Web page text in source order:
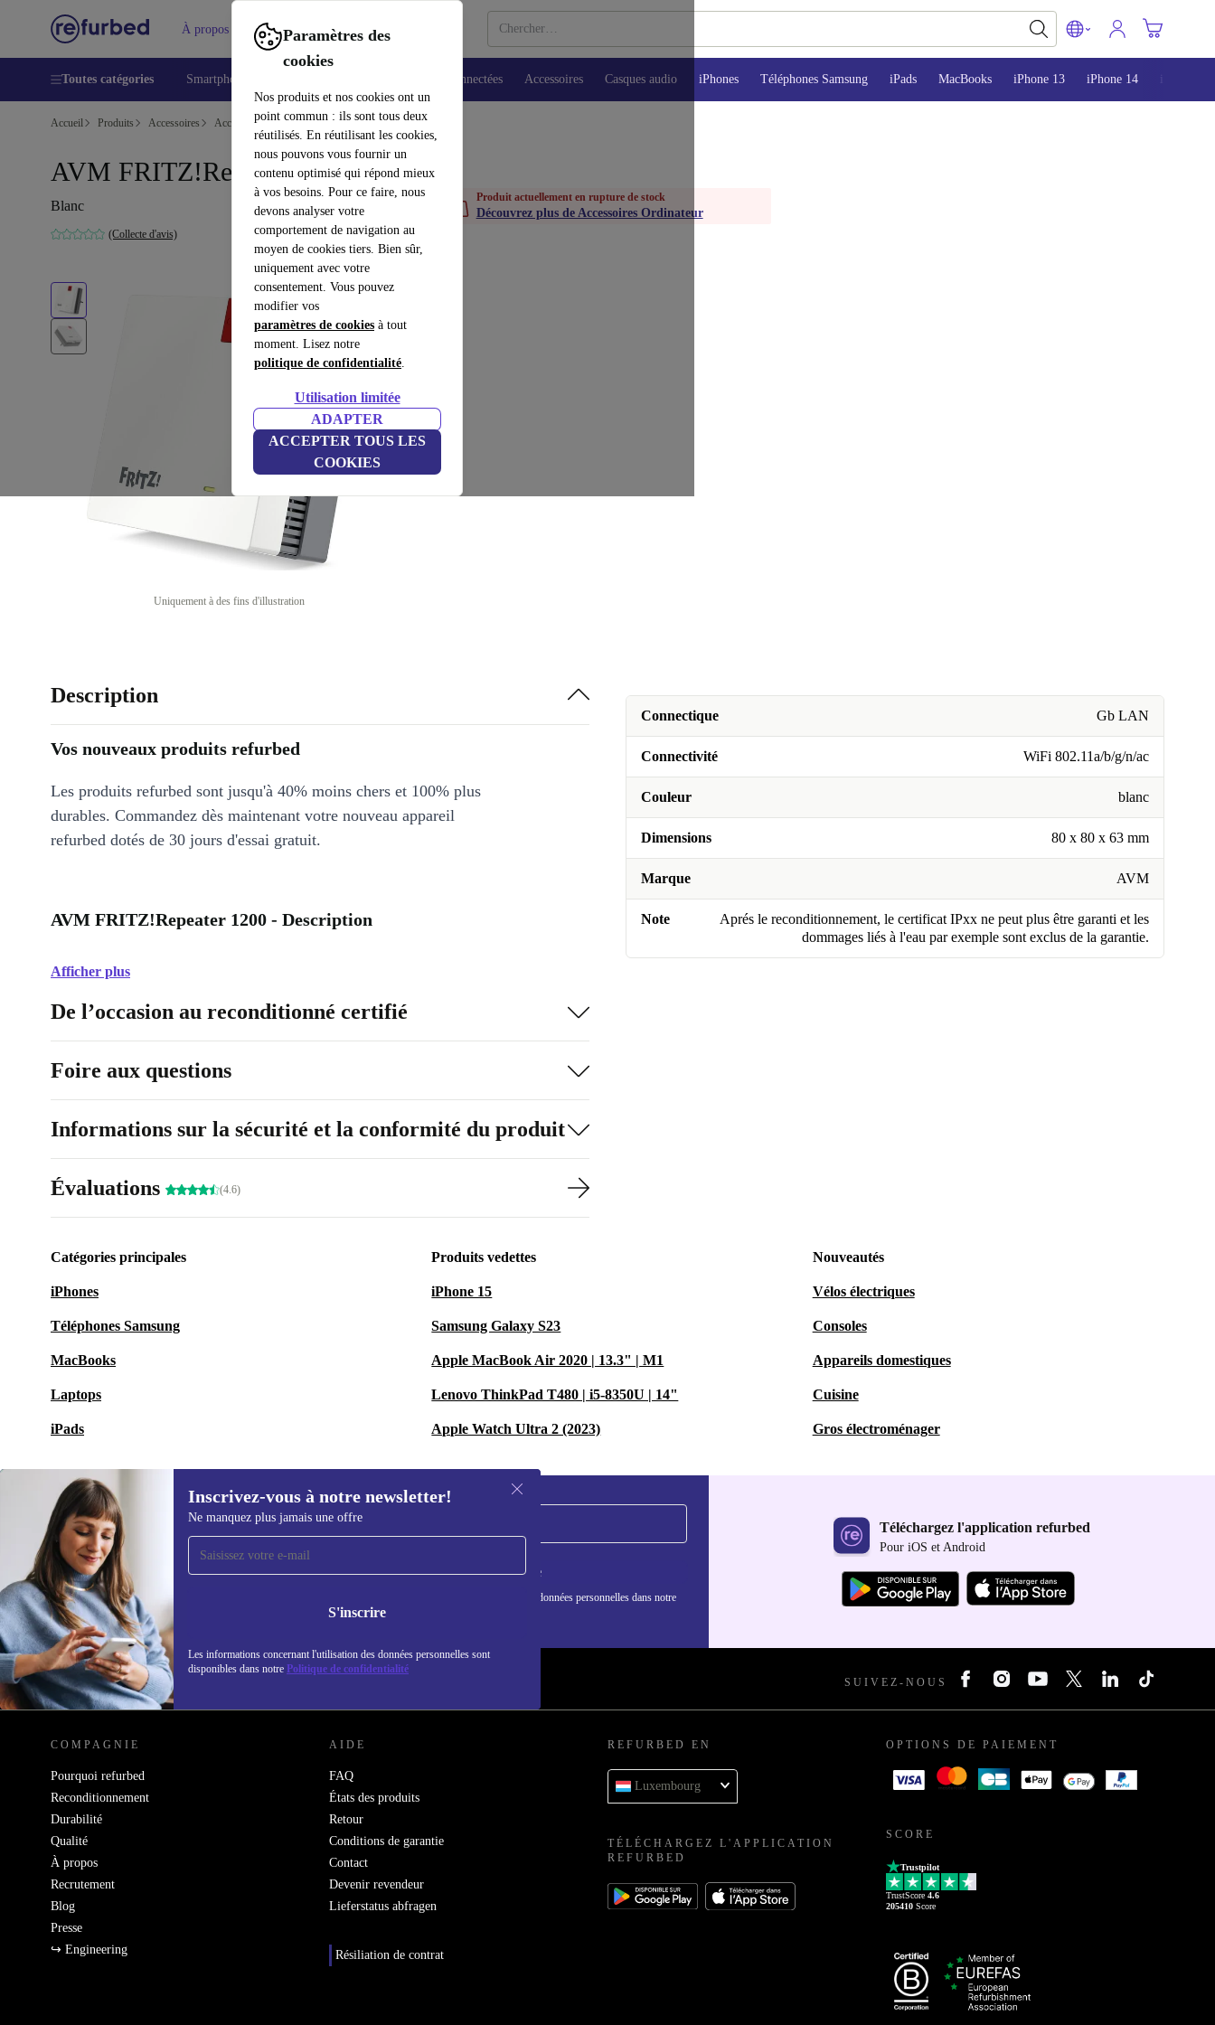
Paramètres des
cookies
Nos produits et nos cookies ont un
point commun : ils sont tous deux
réutilisés. En réutilisant les cookies,
nous pouvons vous fournir un
contenu optimisé qui répond mieux
à vos besoins. Pour ce faire, nous
devons analyser votre
comportement de navigation au
moyen de cookies tiers. Bien sûr,
uniquement avec votre
consentement. Vous pouvez
modifier vos
paramètres de cookies à tout
moment. Lisez notre
politique de confidentialité.
Utilisation limitée
ADAPTER
ACCEPTER TOUS LES
COOKIES
À propos Aide
Toutes catégories Smartphones Montres connectées Accessoires Casques audio iPhones Téléphones Samsung iPads MacBooks iPhone 13 iPhone 14 iPhone 15
Accueil Produits Accessoires Accessoires Ordinateur
AVM FRITZ!Repeater 1200
Blanc
(Collecte d'avis)
Uniquement à des fins d'illustration
Produit actuellement en rupture de stock
Découvrez plus de Accessoires Ordinateur
Connectique Gb LAN
Connectivité WiFi 802.11a/b/g/n/ac
Couleur blanc
Dimensions 80 x 80 x 63 mm
Marque AVM
Note
Aprés le reconditionnement, le certificat IPxx ne peut plus être garanti et les
dommages liés à l'eau par exemple sont exclus de la garantie.
Description
Vos nouveaux produits refurbed
Les produits refurbed sont jusqu'à 40% moins chers et 100% plus
durables. Commandez dès maintenant votre nouveau appareil
refurbed dotés de 30 jours d'essai gratuit.
AVM FRITZ!Repeater 1200 - Description
Afficher plus
De l’occasion au reconditionné certifié
Foire aux questions
Informations sur la sécurité et la conformité du produit
Évaluations (4.6)
Catégories principales
iPhones
Téléphones Samsung
MacBooks
Laptops
iPads
Produits vedettes
iPhone 15
Samsung Galaxy S23
Apple MacBook Air 2020 | 13.3" | M1
Lenovo ThinkPad T480 | i5-8350U | 14"
Apple Watch Ultra 2 (2023)
Nouveautés
Vélos électriques
Consoles
Appareils domestiques
Cuisine
Gros électroménager
Inscrivez-vous à notre newsletter!
Ne manquez plus jamais une offre
S'inscrire
Les informations concernant l'utilisation des données personnelles sont
disponibles dans notre Politique de confidentialité
Recevoir offres et infos de
refurbed par mail
Ne manquez plus aucune offre.
S'inscrire
Retrouvez les informations sur l'utilisation des données personnelles dans notre
politique de confidentialité
Téléchargez l'application refurbed
Pour iOS et Android
REFURBED LUXEMBOURG - RETHINK NEW. SUIVEZ-NOUS
COMPAGNIE
Pourquoi refurbed
Reconditionnement
Durabilité
Qualité
À propos
Recrutement
Blog
Presse
↪ Engineering
AIDE
FAQ
États des produits
Retour
Conditions de garantie
Contact
Devenir revendeur
Lieferstatus abfragen
Résiliation de contrat
REFURBED EN
Luxembourg
TÉLÉCHARGEZ L'APPLICATION
REFURBED
OPTIONS DE PAIEMENT
SCORE
Trustpilot
TrustScore 4.6
205410 Score